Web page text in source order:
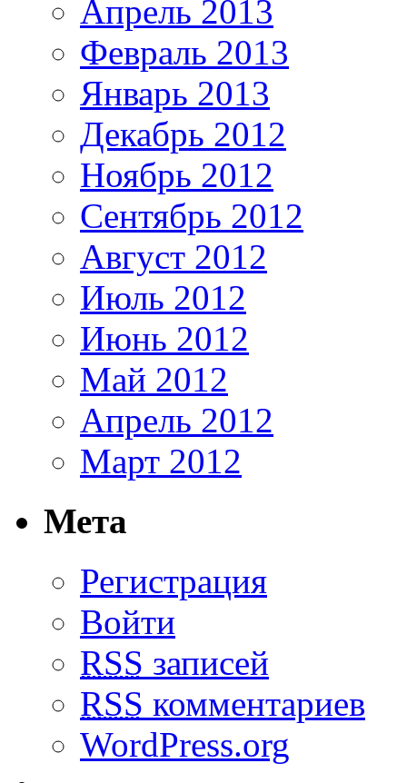
Апрель 2013
Февраль 2013
Январь 2013
Декабрь 2012
Ноябрь 2012
Сентябрь 2012
Август 2012
Июль 2012
Июнь 2012
Май 2012
Апрель 2012
Март 2012
Мета
Регистрация
Войти
RSS записей
RSS комментариев
WordPress.org